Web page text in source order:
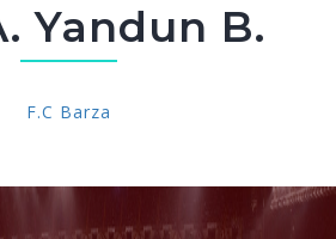
Yandun B.
F.C Barza